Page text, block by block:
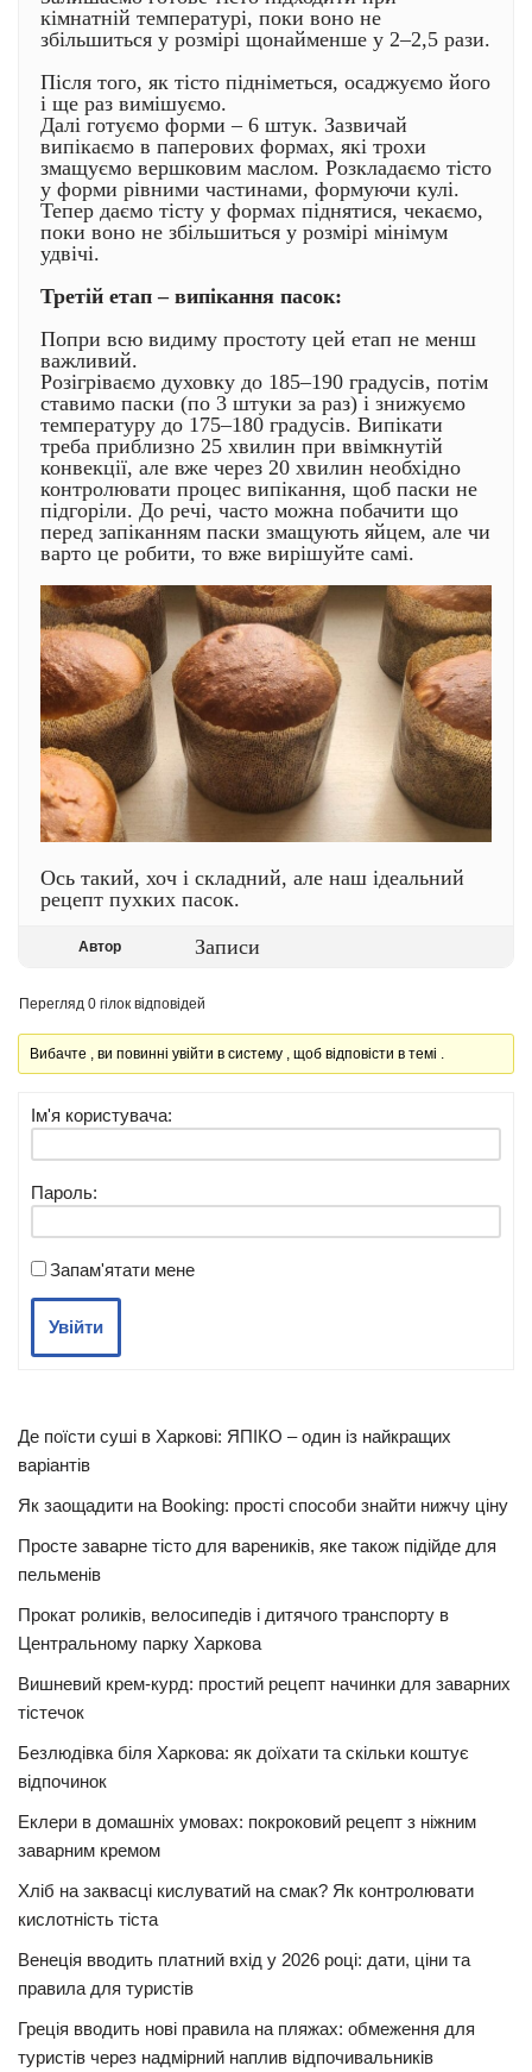
кімнатній температурі, поки воно не
збільшиться у розмірі щонайменше у 2–2,5 рази.
Після того, як тісто підніметься, осаджуємо його
і ще раз вимішуємо.
Далі готуємо форми – 6 штук. Зазвичай
випікаємо в паперових формах, які трохи
змащуємо вершковим маслом. Розкладаємо тісто
у форми рівними частинами, формуючи кулі.
Тепер даємо тісту у формах піднятися, чекаємо,
поки воно не збільшиться у розмірі мінімум
удвічі.
Третій етап – випікання пасок:
Попри всю видиму простоту цей етап не менш
важливий.
Розігріваємо духовку до 185–190 градусів, потім
ставимо паски (по 3 штуки за раз) і знижуємо
температуру до 175–180 градусів. Випікати
треба приблизно 25 хвилин при ввімкнутій
конвекції, але вже через 20 хвилин необхідно
контролювати процес випікання, щоб паски не
підгоріли. До речі, часто можна побачити що
перед запіканням паски змащують яйцем, але чи
варто це робити, то вже вирішуйте самі.
Ось такий, хоч і складний, але наш ідеальний
рецепт пухких пасок.
Автор Записи
Перегляд 0 гілок відповідей
Вибачте , ви повинні увійти в систему , щоб відповісти в темі .
Ім'я користувача:
Пароль:
Запам'ятати мене
Увійти
Де поїсти суші в Харкові: ЯПІКО – один із найкращих
варіантів
Як заощадити на Booking: прості способи знайти нижчу ціну
Просте заварне тісто для вареників, яке також підійде для
пельменів
Прокат роликів, велосипедів і дитячого транспорту в
Центральному парку Харкова
Вишневий крем-курд: простий рецепт начинки для заварних
тістечок
Безлюдівка біля Харкова: як доїхати та скільки коштує
відпочинок
Еклери в домашніх умовах: покроковий рецепт з ніжним
заварним кремом
Хліб на заквасці кислуватий на смак? Як контролювати
кислотність тіста
Венеція вводить платний вхід у 2026 році: дати, ціни та
правила для туристів
Греція вводить нові правила на пляжах: обмеження для
туристів через надмірний наплив відпочивальників